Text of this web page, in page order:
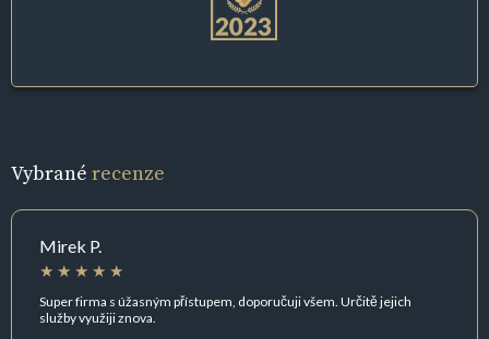
Vybrané recenze
Mirek P.
Super firma s úžasným přístupem, doporučuji všem. Určitě jejich
služby využiji znova.